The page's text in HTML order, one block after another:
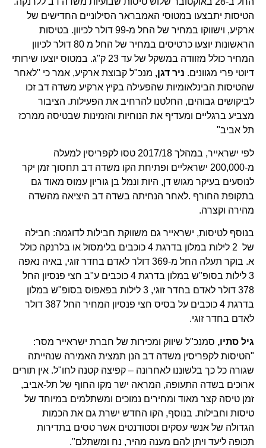
הטיסות יתבצעו במטוסי האמבראר הסילוניים החדישים של
ארקיע, וישווקו במחיר של החל מ-99 דולר לכיוון. בטיסות
הראשונות יוצעו כרטיסים במחיר של החל מ 80 דולר לכיוון
המחיר כולל מזוודה במשקל של עד 23 ק"ג. במטוס יוצעו שירותי
דיוטי פרי מגוונים. ניר דגן, מנכ"ל קבוצת ארקיע, אמר כי "לאחר
שהטיסות הבינלאומיות שהפעילה בקיץ ארקיע משדה דב זכו
לביקושים גבוהים, החלטנו להרחיב את הפעילות. הציבור
מצביע ברגליים ומעדיף את הנוחיות והזמינות שבטיסה ממרכז
תל אביב"
לפי ישראייר, במהלך 2017/18 טסו לקפריסין למעלה
מ-200,000 ישראליים ופתיחת הקו משדה דב תחסוך זמן יקר
לנוסעים בעיקר מגוש דן, היות ונמל בן גוריון עמוס מאוד גם
בתקופת החורף .לאחר הנחיתה בשדה דב היציאה מהשדה
מהירה וקצרה.
בנוסף לטיסות, ישראייר גם משווקת חבילות לדוגמה: חבילה
של 2 לילות במלון בדרגת 4 כוכבים בלימסול או בלרנקה כולל
א. בוקר תעלה החל מ-369 דולר לאדם בחדר זוגי, באיה נאפה
3 לילות בסופ"ש במלון בדרגת 4 כוכבים ע"ב חצי פנסיון החל
378 דולר לאדם בחדר זוגי, 3 לילות בפאפוס בסופ"ש במלון
בדרגת 4 כוכבים על בסיס חצי פנסיון המחיר החל 387 דולר
לאדם בחדר זוגי.
גיל סתיו, סמנכ"ל שיווק ומכירות של חברת ישראייר מסר:
"הטיסות לקפריסין משדה דב הנן תמצית האמירה שנהייתה
שגורה כל כך בלשוננו לאחרונה – קפיצה קטנה לחו"ל. אין תורים
ארוכים בשדה התעופה, המראה ישר מקו החוף של תל-אביב,
זמן טיסה קצר מאוד ומחירים נמוכים ומשתלמים במיוחד של
טיסות וחבילות. בנוסף, הקו החדש ישרת גם את הכמות
הגדולה של אנשי עסקים וסטודנטים אשר טסים בתדירות
תכופה ליעד ויתן להם מענה מהיר, נח ומשתלם".